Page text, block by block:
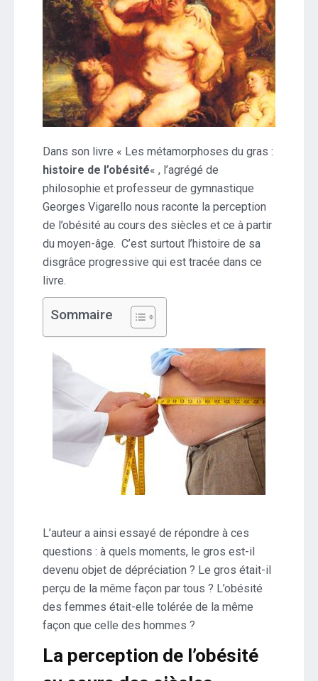
Dans son livre « Les métamorphoses du gras :
histoire de l’obésité« , l’agrégé de
philosophie et professeur de gymnastique
Georges Vigarello nous raconte la perception
de l’obésité au cours des siècles et ce à partir
du moyen-âge. C’est surtout l’histoire de sa
disgrâce progressive qui est tracée dans ce
livre.
Sommaire
L’auteur a ainsi essayé de répondre à ces
questions : à quels moments, le gros est-il
devenu objet de dépréciation ? Le gros était-il
perçu de la même façon par tous ? L’obésité
des femmes était-elle tolérée de la même
façon que celle des hommes ?
La perception de l’obésité